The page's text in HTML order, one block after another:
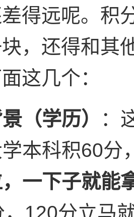
得远呢。积
，还得和其
这几个：
（学历）
：
本科积60分
一下子就能